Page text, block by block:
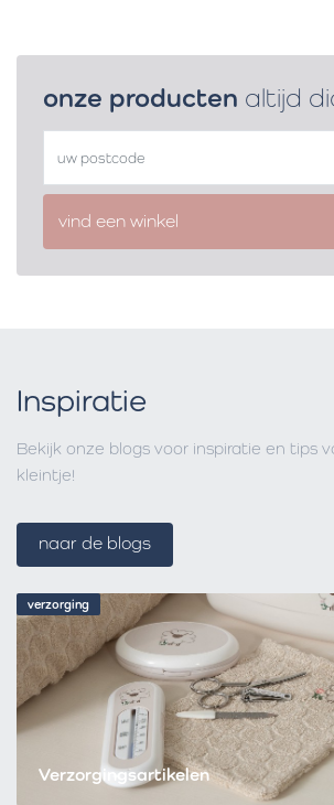
onze producten altijd
vind een winkel
verzorging
Verzorgingsartikelen
Inspiratie
Bekijk onze blogs voor inspiratie en tips
kleintje!
naar de blogs